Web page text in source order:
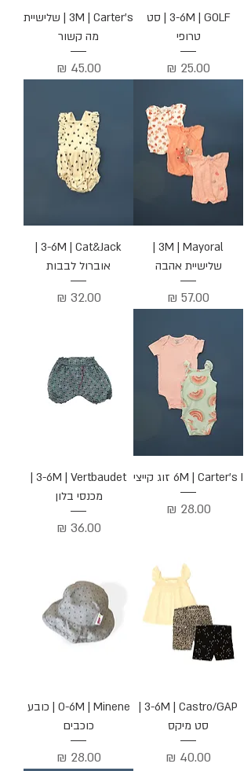
3-6M | GOLF | סט
טרופי
מחיר
3M | Carter's | שלישיית
מה קשור
מחיר
שלישיית אהבה
מחיר
אוברול לבבות
מחיר
6M | Carter's I זוג קייצי
מחיר
3-6M | Vertbaudet |
מכנסי בלון
מחיר
סט מיקס
מחיר
0-6M | Minene | כובע
כוכבים
מחיר